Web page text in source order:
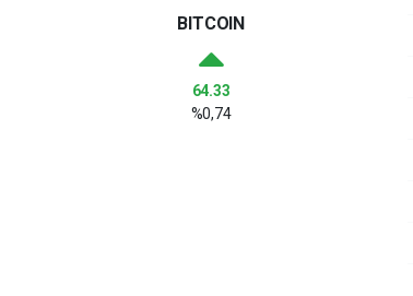
BITCOIN
64.33
%0,74